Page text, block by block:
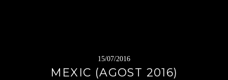
15/07/2016
MEXIC (AGOST 2016)